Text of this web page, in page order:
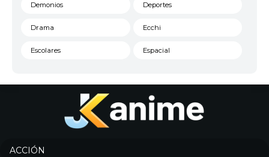
Demonios Deportes
Drama Ecchi
Escolares Espacial
Historico
Josei
ACCIÓN